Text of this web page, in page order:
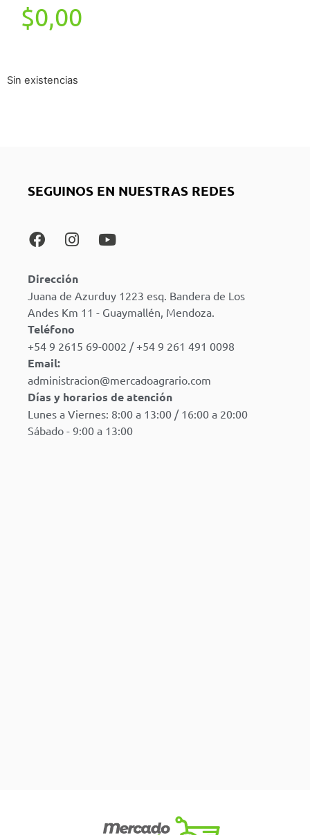
$0,00
Sin existencias
SEGUINOS EN NUESTRAS REDES
Dirección
Juana de Azurduy 1223 esq. Bandera de Los
Andes Km 11 - Guaymallén, Mendoza.
Teléfono
+54 9 2615 69-0002 / +54 9 261 491 0098
Email:
administracion@mercadoagrario.com
Días y horarios de atención
Lunes a Viernes: 8:00 a 13:00 / 16:00 a 20:00
Sábado - 9:00 a 13:00